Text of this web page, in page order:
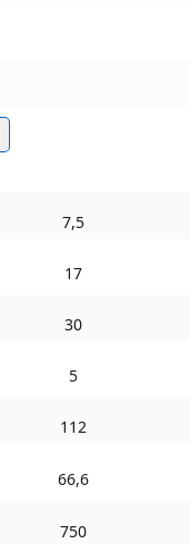
7,5
17
30
5
112
66,6
750